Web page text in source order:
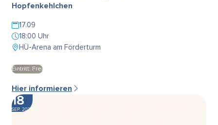
Hopfenkehlchen
17.09
18:00 Uhr
HÜ-Arena am Förderturm
Eintritt: Frei
Hier informieren
18
SEP. 2026